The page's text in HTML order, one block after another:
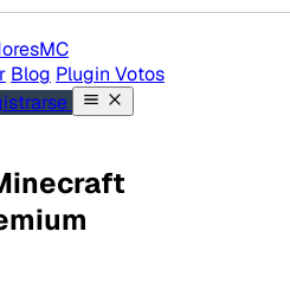
MC
Blog Plugin Votos